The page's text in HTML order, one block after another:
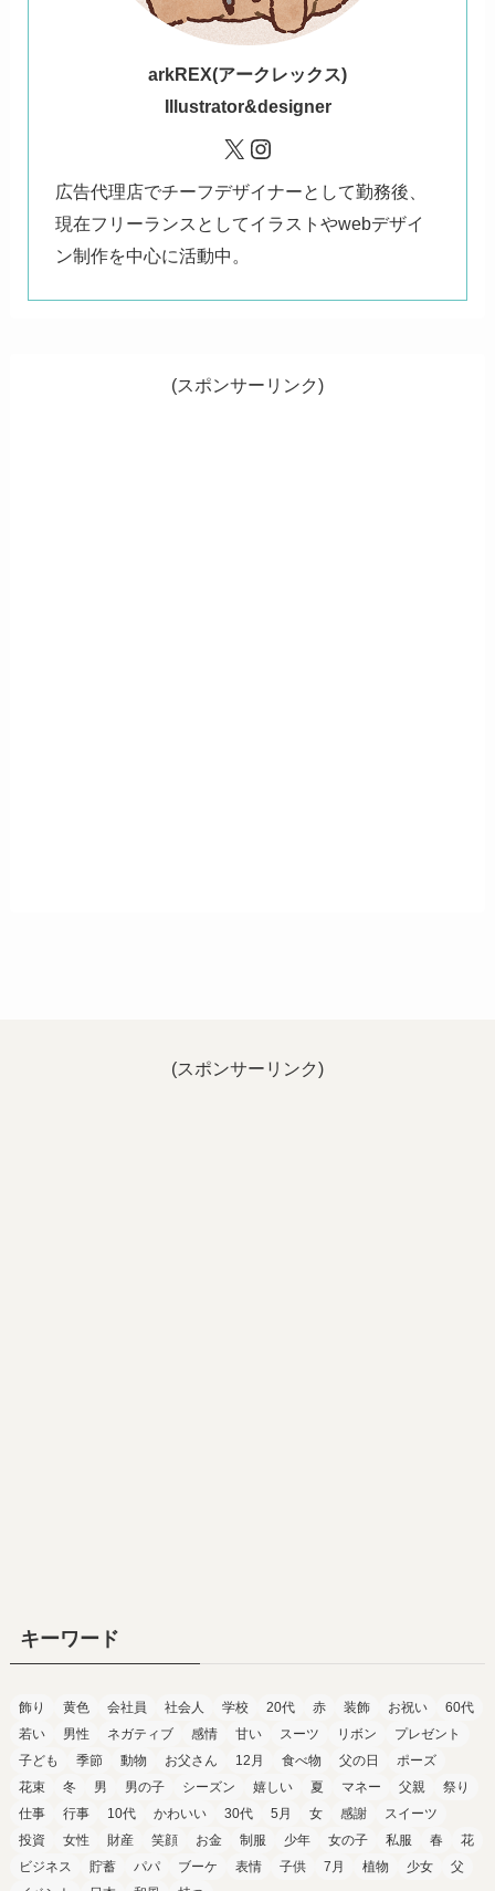
arkREX(アークレックス)
Illustrator&designer
X Instagram
広告代理店でチーフデザイナーとして勤務後、
現在フリーランスとしてイラストやwebデザイ
ン制作を中心に活動中。
(スポンサーリンク)
(スポンサーリンク)
キーワード
飾り 黄色 会社員 社会人 学校 20代 赤 装飾 お祝い
60代
若い
男性 ネガティブ 感情 甘い スーツ リボン
プレゼント
子ども
季節 動物 お父さん 12月 食べ物 父の日
ポーズ
花束
冬 男 男の子 シーズン 嬉しい 夏 マネー 父親
祭り
仕事
行事 10代 かわいい 30代 5月 女 感謝
スイーツ
投資
女性 財産 笑顔 お金 制服 少年 女の子 私服 春
花
ビジネス
貯蓄 パパ ブーケ 表情 子供 7月 植物 少女
父